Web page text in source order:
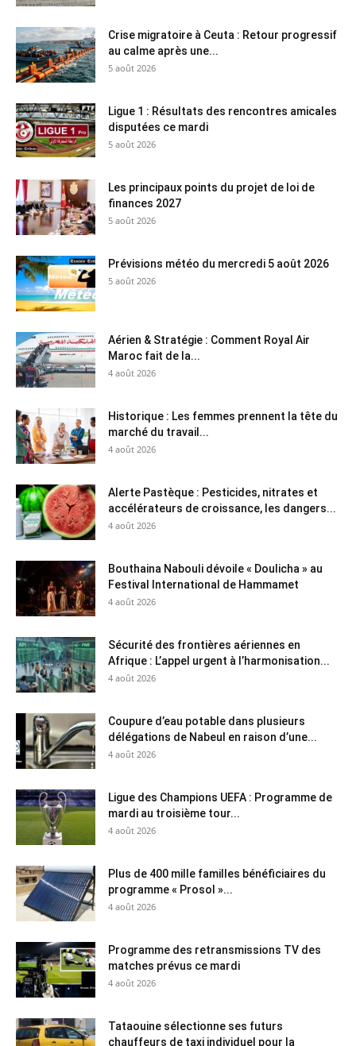
Crise migratoire à Ceuta : Retour progressif
au calme après une...
5 août 2026
Ligue 1 : Résultats des rencontres amicales
disputées ce mardi
5 août 2026
Les principaux points du projet de loi de
finances 2027
5 août 2026
Prévisions météo du mercredi 5 août 2026
5 août 2026
Aérien & Stratégie : Comment Royal Air
Maroc fait de la...
4 août 2026
Historique : Les femmes prennent la tête du
marché du travail...
4 août 2026
Alerte Pastèque : Pesticides, nitrates et
accélérateurs de croissance, les dangers...
4 août 2026
Bouthaina Nabouli dévoile « Doulicha » au
Festival International de Hammamet
4 août 2026
Sécurité des frontières aériennes en
Afrique : L’appel urgent à l’harmonisation...
4 août 2026
Coupure d’eau potable dans plusieurs
délégations de Nabeul en raison d’une...
4 août 2026
Ligue des Champions UEFA : Programme de
mardi au troisième tour...
4 août 2026
Plus de 400 mille familles bénéficiaires du
programme « Prosol »...
4 août 2026
Programme des retransmissions TV des
matches prévus ce mardi
4 août 2026
Tataouine sélectionne ses futurs
chauffeurs de taxi individuel pour la